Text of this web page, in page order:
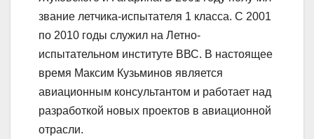
звание летчика-испытателя 1 класса. С 2001
по 2010 годы служил на Летно-
испытательном институте ВВС. В настоящее
время Максим Кузьминов является
авиационным консультантом и работает над
разработкой новых проектов в авиационной
отрасли.